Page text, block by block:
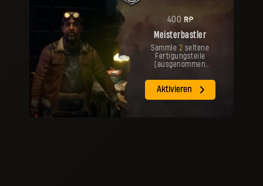
400 RP
Meisterbastler
Sammle 2 seltene
Fertigungsteile
(ausgenommen
Aktivieren